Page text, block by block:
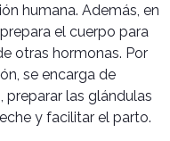
humana. Además, en
el cuerpo para
otras hormonas. Por
se encarga de
las glándulas
y facilitar el parto.